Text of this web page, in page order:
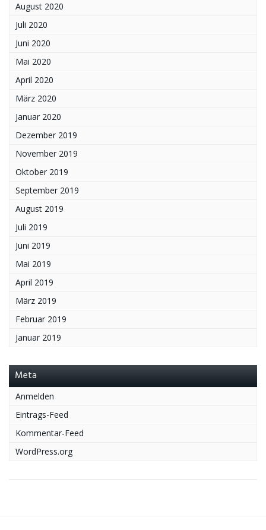
August 2020
Juli 2020
Juni 2020
Mai 2020
April 2020
März 2020
Januar 2020
Dezember 2019
November 2019
Oktober 2019
September 2019
August 2019
Juli 2019
Juni 2019
Mai 2019
April 2019
März 2019
Februar 2019
Januar 2019
Meta
Anmelden
Eintrags-Feed
Kommentar-Feed
WordPress.org